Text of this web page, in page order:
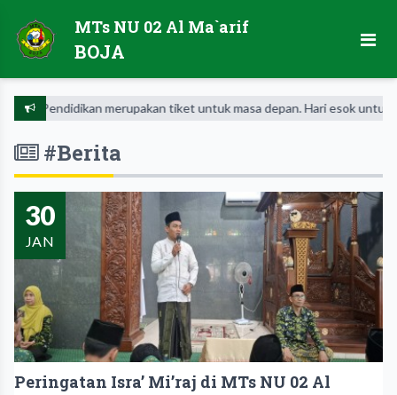
MTs NU 02 Al Ma`arif
BOJA
Pendidikan merupakan tiket untuk masa depan. Hari esok untuk orang-
#Berita
30
JAN
Peringatan Isra’ Mi’raj di MTs NU 02 Al